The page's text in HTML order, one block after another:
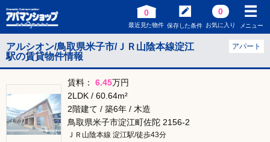
0
最近見た物件 保存した条件
0
お気に入り メニュー
アルシオン/鳥取県米子市/ＪＲ山陰本線淀江
駅の賃貸物件情報
アパート
賃料： 6.45万円
2LDK / 60.64m²
2階建て / 築6年 / 木造
鳥取県米子市淀江町佐陀 2156-2
ＪＲ山陰本線 淀江駅/徒歩43分